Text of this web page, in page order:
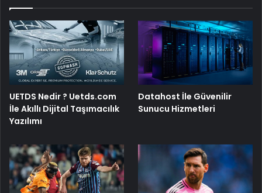
UETDS Nedir ? Uetds.com
İle Akıllı Dijital Taşımacılık
Yazılımı
Datahost İle Güvenilir
Sunucu Hizmetleri